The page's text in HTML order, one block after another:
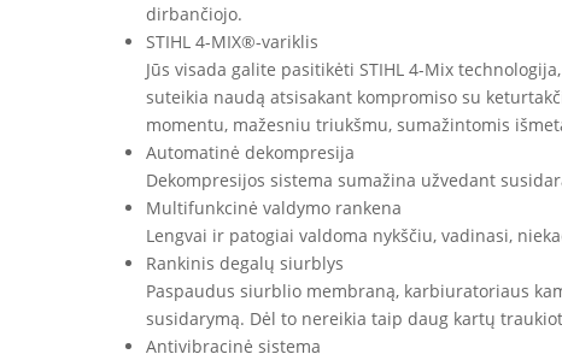
dirbančiojo.
STIHL 4-MIX®-variklis
Jūs visada galite pasitikėti STIHL 4-Mix
suteikia naudą atsisakant kompromiso su
momentu, mažesniu triukšmu, sumažintomis
Automatinė dekompresija
Dekompresijos sistema sumažina užvedant
Multifunkcinė valdymo rankena
Lengvai ir patogiai valdoma nykščiu, vadinasi,
Rankinis degalų siurblys
Paspaudus siurblio membraną, karbiuratoriaus
susidarymą. Dėl to nereikia taip daug kartų
Antivibracinė sistema